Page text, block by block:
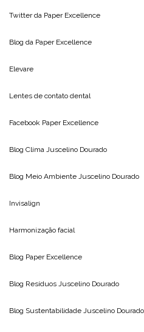
Twitter da Paper Excellence
Blog da Paper Excellence
Elevare
Lentes de contato dental
Facebook Paper Excellence
Blog Clima Juscelino Dourado
Blog Meio Ambiente Juscelino Dourado
Invisalign
Harmonização facial
Blog Paper Excellence
Blog Resíduos Juscelino Dourado
Blog Sustentabilidade Juscelino Dourado